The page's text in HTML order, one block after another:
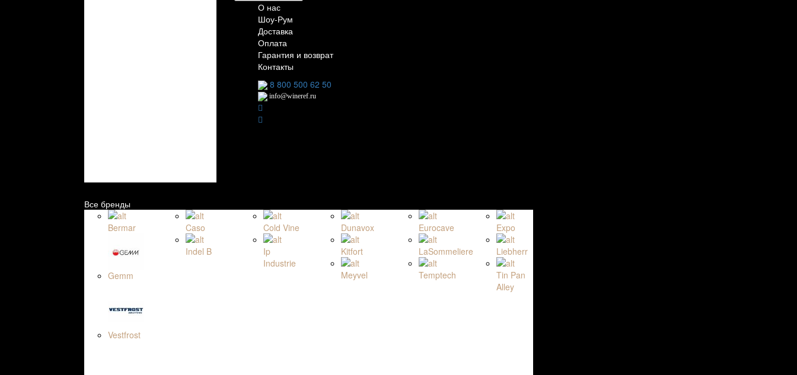
Все бренды
Bermar
Caso Cold Vine Dunavox Eurocave Expo
Gemm
Indel B
Ip
Industrie
Kitfort LaSommeliere
Liebherr
Meyvel
Temptech
Tin Pan
Alley
Vestfrost
О нас
Шоу-Рум
Доставка
Оплата
Гарантия и возврат
Контакты
8 800 500 62 50
info@wineref.ru